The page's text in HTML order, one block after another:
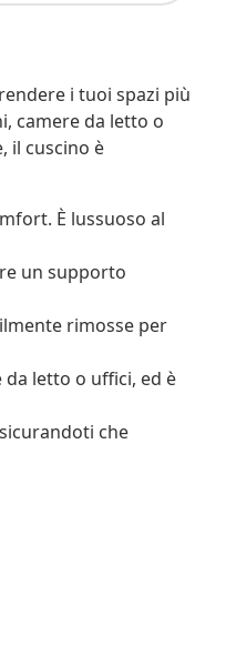
i tuoi spazi più
camere da letto o
il cuscino è
È lussuoso al
un supporto
rimosse per
letto o uffici, ed è
che